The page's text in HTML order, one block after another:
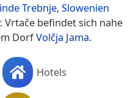
Trebnje, Slowenien
Vrtače befindet sich nahe
DorfVolčja Jama.
Hotels